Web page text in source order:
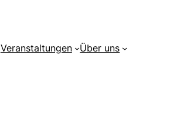
Veranstaltungen Über uns